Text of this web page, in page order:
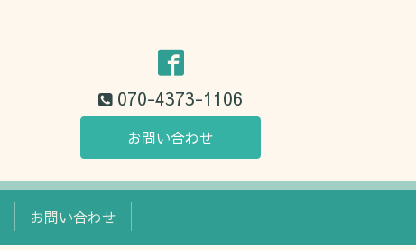
070-4373-1106
お問い合わせ
お問い合わせ